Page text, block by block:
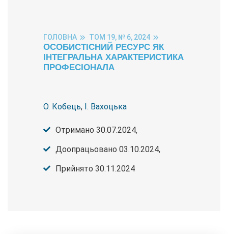
ГОЛОВНА ТОМ 19, № 6, 2024
ОСОБИСТІСНИЙ РЕСУРС ЯК
ІНТЕГРАЛЬНА ХАРАКТЕРИСТИКА
ПРОФЕСІОНАЛА
О. Кобець, І. Вахоцька
Отримано 30.07.2024,
Доопрацьовано 03.10.2024,
Прийнято 30.11.2024